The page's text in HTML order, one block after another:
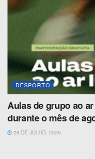
DESPORTO
Aulas de grupo ao
durante o mês de
28 DE JULHO, 2026